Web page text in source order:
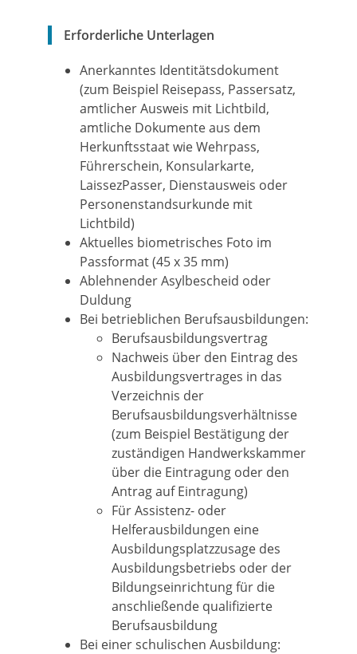
Erforderliche Unterlagen
Anerkanntes Identitätsdokument
(zum Beispiel Reisepass, Passersatz,
amtlicher Ausweis mit Lichtbild,
amtliche Dokumente aus dem
Herkunftsstaat wie Wehrpass,
Führerschein, Konsularkarte,
LaissezPasser, Dienstausweis oder
Personenstandsurkunde mit
Lichtbild)
Aktuelles biometrisches Foto im
Passformat (45 x 35 mm)
Ablehnender Asylbescheid oder
Duldung
Bei betrieblichen Berufsausbildungen:
Berufsausbildungsvertrag
Nachweis über den Eintrag des
Ausbildungsvertrages in das
Verzeichnis der
Berufsausbildungsverhältnisse
(zum Beispiel Bestätigung der
zuständigen Handwerkskammer
über die Eintragung oder den
Antrag auf Eintragung)
Für Assistenz- oder
Helferausbildungen eine
Ausbildungsplatzzusage des
Ausbildungsbetriebs oder der
Bildungseinrichtung für die
anschließende qualifizierte
Berufsausbildung
Bei einer schulischen Ausbildung: